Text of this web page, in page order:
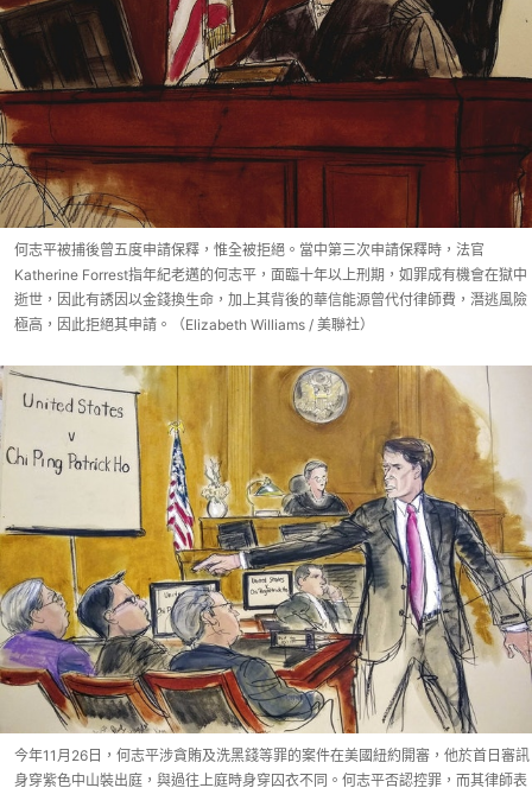
何志平被捕後曾五度申請保釋，惟全被拒絕。當中第三次申請保釋時，法官
Katherine Forrest指年紀老邁的何志平，面臨十年以上刑期，如罪成有機會在獄中
逝世，因此有誘因以金錢換生命，加上其背後的華信能源曾代付律師費，潛逃風險
極高，因此拒絕其申請。（Elizabeth Williams / 美聯社）
今年11月26日，何志平涉貪賄及洗黑錢等罪的案件在美國紐約開審，他於首日審訊
身穿紫色中山裝出庭，與過往上庭時身穿囚衣不同。何志平否認控罪，而其律師表